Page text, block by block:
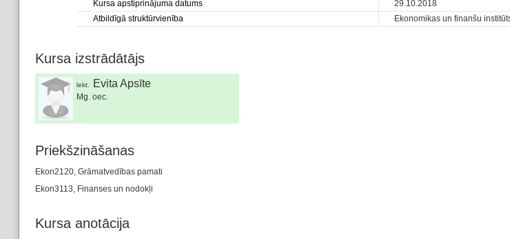
Kursa apstiprinājuma datums
29.10.2018
Atbildīgā struktūrvienība
Ekonomikas un finanšu
Kursa izstrādātājs
lekt. Evita Apsīte
Mg. oec.
Priekšzināšanas
Ekon2120, Grāmatvedības pamati
Ekon3113, Finanses un nodokļi
Kursa anotācija